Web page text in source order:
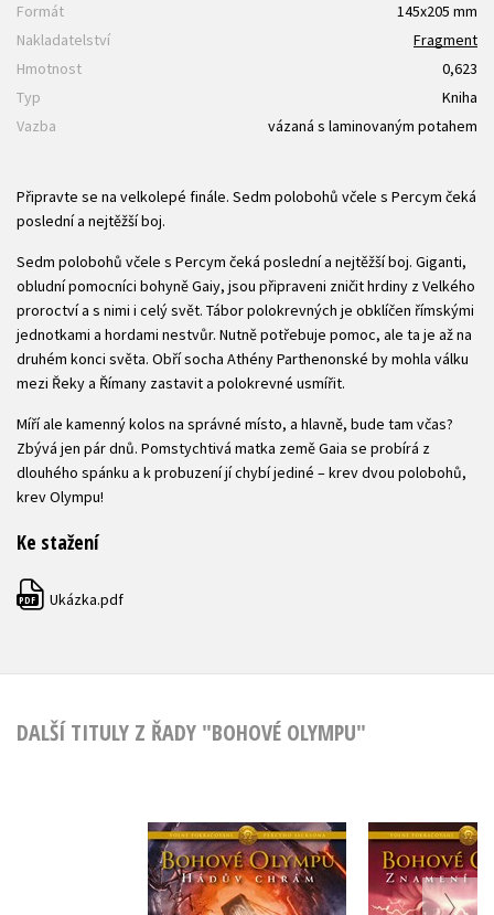
Formát
145x205 mm
Nakladatelství
Fragment
Hmotnost
0,623
Typ
Kniha
Vazba
vázaná s laminovaným potahem
Připravte se na velkolepé finále. Sedm polobohů včele s Percym čeká
poslední a nejtěžší boj.
Sedm polobohů včele s Percym čeká poslední a nejtěžší boj. Giganti,
obludní pomocníci bohyně Gaiy, jsou připraveni zničit hrdiny z Velkého
proroctví a s nimi i celý svět. Tábor polokrevných je obklíčen římskými
jednotkami a hordami nestvůr. Nutně potřebuje pomoc, ale ta je až na
druhém konci světa. Obří socha Athény Parthenonské by mohla válku
mezi Řeky a Římany zastavit a polokrevné usmířit.
Míří ale kamenný kolos na správné místo, a hlavně, bude tam včas?
Zbývá jen pár dnů. Pomstychtivá matka země Gaia se probírá z
dlouhého spánku a k probuzení jí chybí jediné – krev dvou polobohů,
krev Olympu!
Ke stažení
PDF Ukázka.pdf
DALŠÍ TITULY Z ŘADY "BOHOVÉ OLYMPU"
Bohové Olympu –
Hádův chrám
Rick Riordan
Bohové
Znamení
Rick